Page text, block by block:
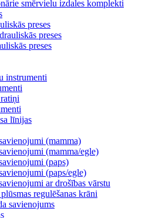
smērvielu izdales komplekti
preses
preses
preses
instrumenti
līnijas
(mamma)
(mamma/egle)
(paps)
(paps/egle)
ar drošības vārstu
regulēšanas krāni
savienojums